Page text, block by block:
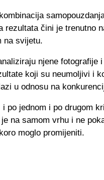
rezultata čini je trenutno
na svijetu.
njene fotografije
koji su neumoljivi i
u odnosu na
i po jednom i po drugom
na samom vrhu i ne
moglo promijeniti.